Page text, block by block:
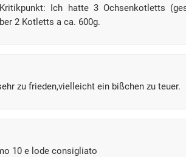
Ich hatte 3 Ochsenkotletts
2 Kotletts a ca. 600g.
zu frieden,vielleicht ein bißchen zu teuer.
10 e lode consigliato